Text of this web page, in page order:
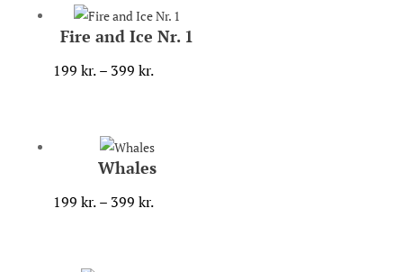
399 kr.
Fire and Ice Nr. 1
199 kr.– 399 kr.Prisinterval:
Whales
199 kr.– 399 kr.Prisinterval: